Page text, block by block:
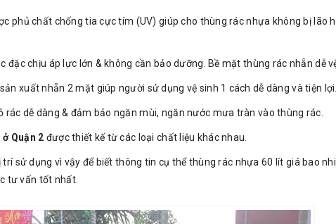
phủ chất chống tia cực tím (UV) giúp cho thùng rác nhựa không bị lão
đặc chịu áp lực lớn & không cần bảo dưỡng. Bề mặt thùng rác nhẵn dễ
xuất nhẵn 2 mặt giúp người sử dụng vệ sinh 1 cách dễ dàng và tiện lợi.
rác dễ dàng & đảm bảo ngăn mùi, ngăn nước mưa tràn vào thùng rác.
Quận 2 được thiết kế từ các loại chất liệu khác nhau.
sử dụng vì vậy để biết thông tin cụ thể thùng rác nhựa 60 lít giá bao
tư vấn tốt nhất.